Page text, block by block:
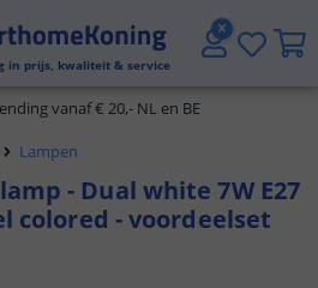
in prijs, kwaliteit & service
2 jaar garantie
vanaf € 20,- NL en BE
9.1
besteld,morgen in huis
Lampen
- Dual white 7W E27
colored - voordeelset